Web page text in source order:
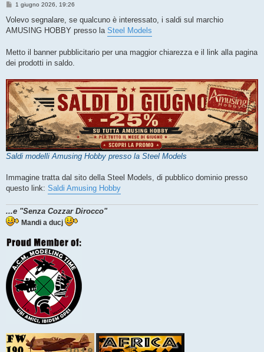
M
s
a
i
o
1 giugno 2026, 19:26
Volevo segnalare, se qualcuno è interessato, i saldi sul marchio
AMUSING HOBBY presso la Steel Models
Metto il banner pubblicitario per una maggior chiarezza e il link alla pagina
dei prodotti in saldo.
Saldi modelli Amusing Hobby presso la Steel Models
Immagine tratta dal sito della Steel Models, di pubblico dominio presso
questo link: Saldi Amusing Hobby
...e "Senza Cozzar Dirocco"
Mandi a ducj